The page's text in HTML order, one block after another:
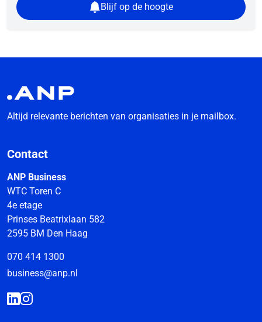
Blijf op de hoogte
Altijd relevante berichten van organisaties in je mailbox.
Contact
ANP Business
WTC Toren C
4e etage
Prinses Beatrixlaan 582
2595 BM Den Haag
070 414 1300
business@anp.nl